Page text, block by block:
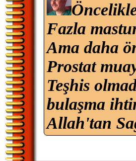
Fazla
Ama daha
Prostat
Teşhis
bulaşma
Allah'tan